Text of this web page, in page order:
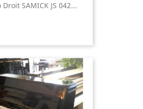
Droit SAMICK JS 042...